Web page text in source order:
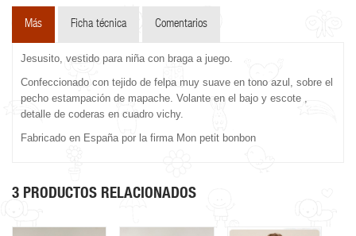
Más Ficha técnica Comentarios
Jesusito, vestido para niña con braga a juego.
Confeccionado con tejido de felpa muy suave en tono azul, sobre el
pecho estampación de mapache. Volante en el bajo y escote ,
detalle de coderas en cuadro vichy.
Fabricado en España por la firma Mon petit bonbon
3 PRODUCTOS RELACIONADOS